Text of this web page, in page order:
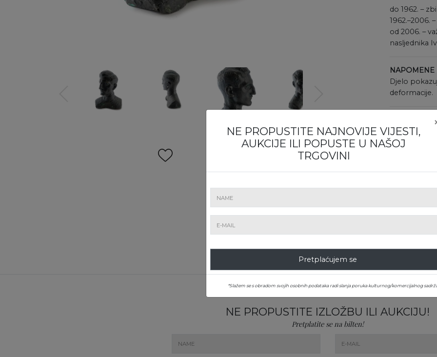
do 1962. –
1962.–2006.
od 2006. –
NAPOMENE
Djelo
deformacije.
DRUGE
Fotografije
svakom kutu.
Za dodatne
SESIJA
srijeda, 10
Licitiranje
NE PROPUSTITE IZLOŽBU ILI AUKCIJU!
Pretplatite se na bilten!
NE PROPUSTITE NAJNOVIJE VIJESTI,
AUKCIJE ILI POPUSTE U NAŠOJ
TRGOVINI
Pretplaćujem se
*Slažem se s obradom svojih osobnih podataka radi slanja poruka kulturnog/komercijalnog